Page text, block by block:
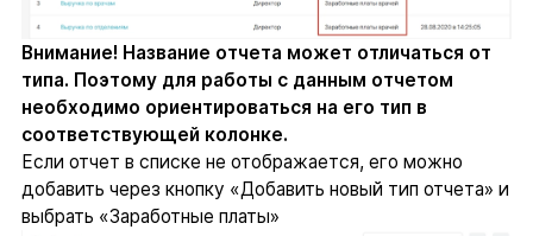
Внимание! Название отчета может отличаться от
типа. Поэтому для работы с данным отчетом
необходимо ориентироваться на его тип в
соответствующей колонке.
Если отчет в списке не отображается, его можно
добавить через кнопку «Добавить новый тип отчета» и
выбрать «Заработные платы»